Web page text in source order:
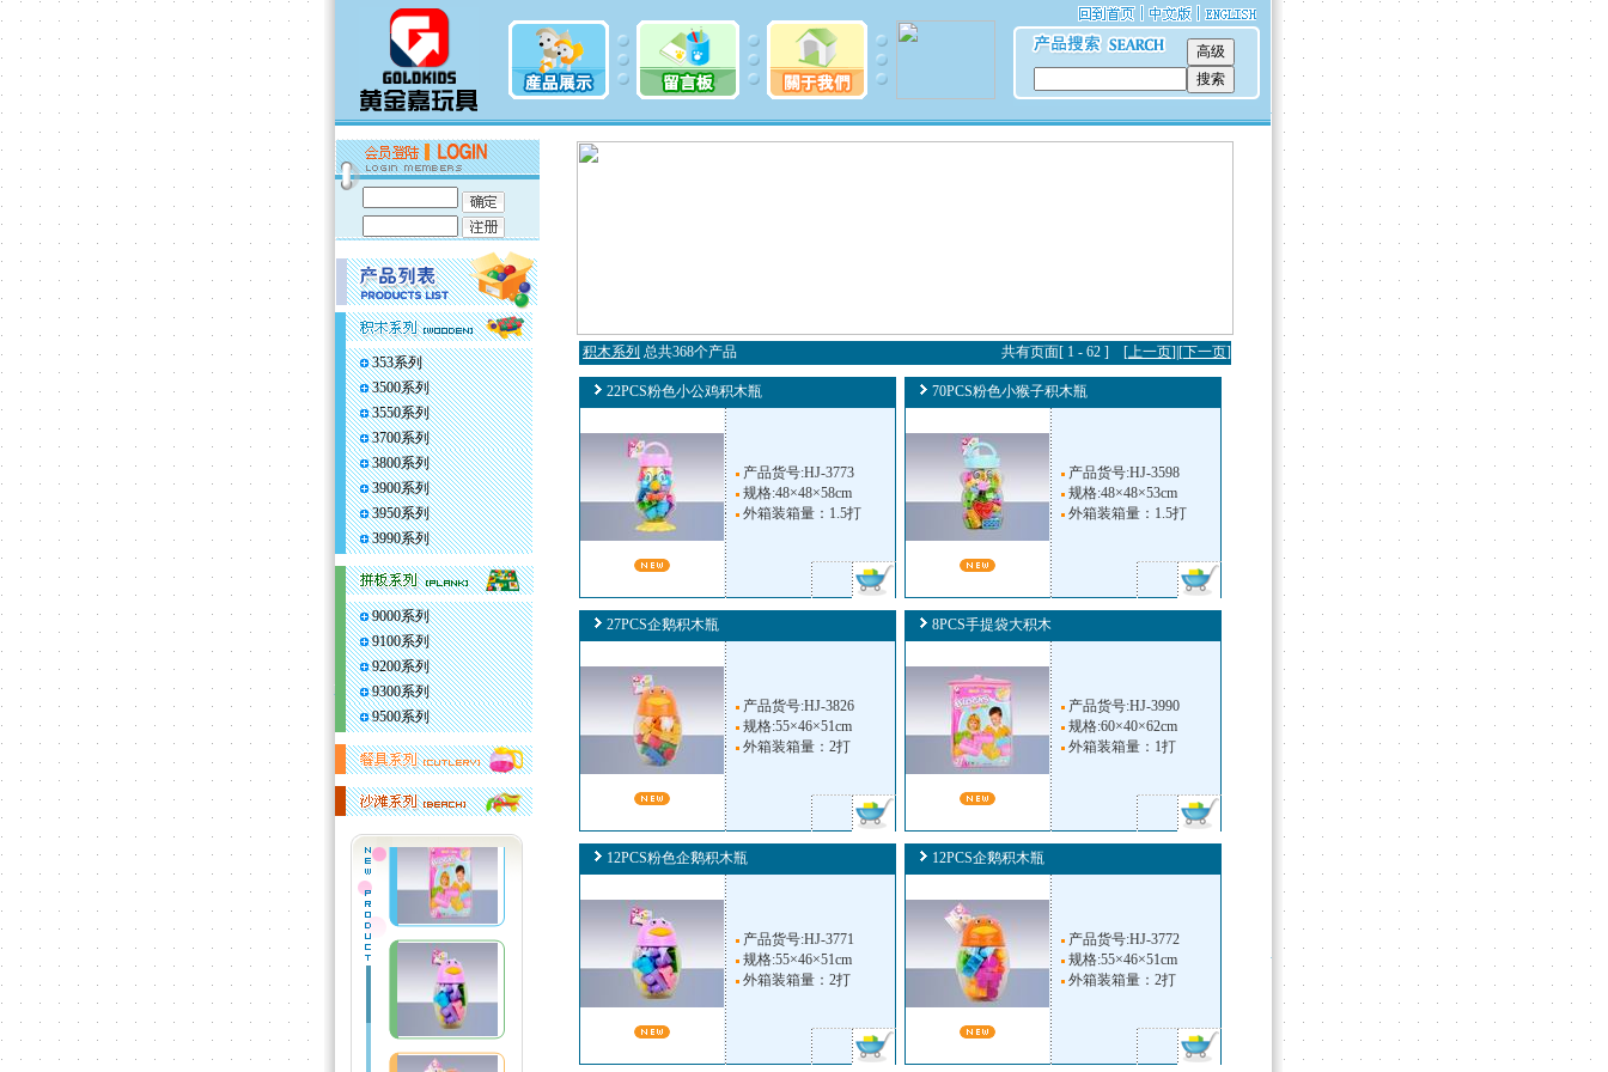
353系列
3500系列
3550系列
3700系列
3800系列
3900系列
3950系列
3990系列
9000系列
9100系列
9200系列
9300系列
9500系列
积木系列 总共368个产品 共有页面[ 1 - 62 ] [上一页]|[下一页]
22PCS粉色小公鸡积木瓶
产品货号:HJ-3773
规格:48×48×58cm
外箱装箱量：1.5打
70PCS粉色小猴子积木瓶
产品货号:HJ-3598
规格:48×48×53cm
外箱装箱量：1.5打
27PCS企鹅积木瓶
产品货号:HJ-3826
规格:55×46×51cm
外箱装箱量：2打
8PCS手提袋大积木
产品货号:HJ-3990
规格:60×40×62cm
外箱装箱量：1打
12PCS粉色企鹅积木瓶
产品货号:HJ-3771
规格:55×46×51cm
外箱装箱量：2打
12PCS企鹅积木瓶
产品货号:HJ-3772
规格:55×46×51cm
外箱装箱量：2打